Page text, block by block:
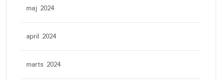
maj 2024
april 2024
marts 2024